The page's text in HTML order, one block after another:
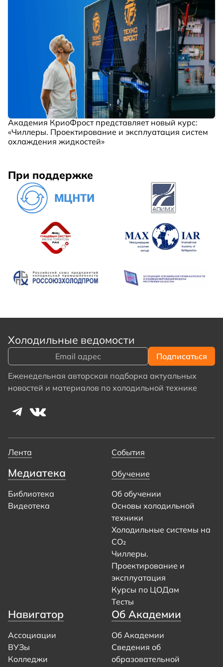
Академия КриоФрост представляет новый курс:
«Чиллеры. Проектирование и эксплуатация систем
охлаждения жидкостей»
При поддержке
Холодильные ведомости
Еженедельная авторская подборка актуальных
новостей и материалов по холодильной технике
Лента События
Медиатека
Библиотека
Видеотека
Обучение
Об обучении
Основы холодильной
техники
Холодильные системы на
CO₂
Чиллеры.
Проектирование и
эксплуатация
Курсы по ЦОДам
Тесты
Навигатор
Ассоциации
ВУЗы
Колледжи
Об Академии
Об Академии
Сведения об
образовательной